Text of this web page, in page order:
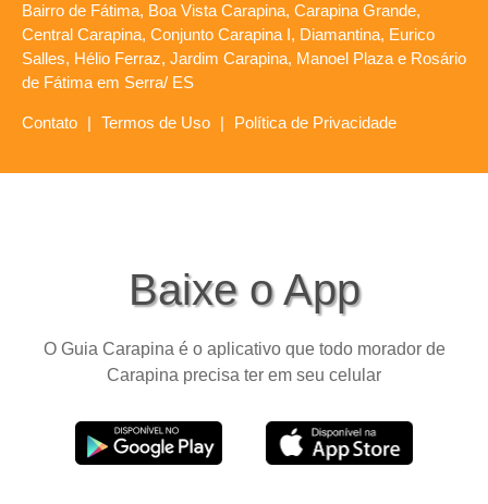
Bairro de Fátima, Boa Vista Carapina, Carapina Grande,
Central Carapina, Conjunto Carapina I, Diamantina, Eurico
Salles, Hélio Ferraz, Jardim Carapina, Manoel Plaza e Rosário
de Fátima em Serra/ ES
Contato | Termos de Uso | Política de Privacidade
Baixe o App
O Guia Carapina é o aplicativo que todo morador de
Carapina precisa ter em seu celular